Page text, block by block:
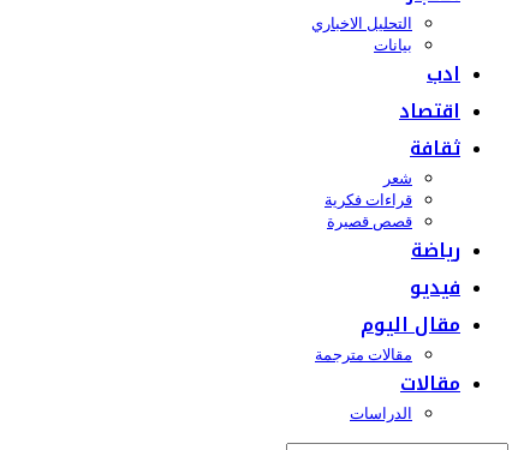
التحليل الاخباري
بيانات
ادب
اقتصاد
ثقافة
شعر
قراءات فكرية
قصص قصيرة
رياضة
فيديو
مقال اليوم
مقالات مترجمة
مقالات
الدراسات